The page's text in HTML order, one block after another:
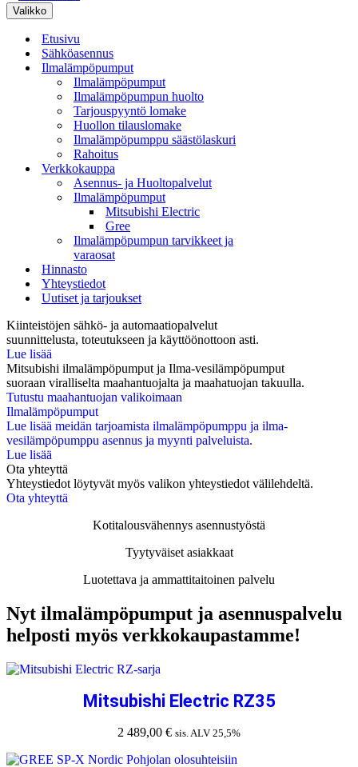
Valikko
Etusivu
Sähköasennus
Ilmalämpöpumput
Ilmalämpöpumput
Ilmalämpöpumpun huolto
Tarjouspyyntö lomake
Huollon tilauslomake
Ilmalämpöpumppu säästölaskuri
Rahoitus
Verkkokauppa
Asennus- ja Huoltopalvelut
Ilmalämpöpumput
Mitsubishi Electric
Gree
Ilmalämpöpumpun tarvikkeet ja
varaosat
Hinnasto
Yhteystiedot
Uutiset ja tarjoukset
Kiinteistöjen sähkö- ja automaatiopalvelut
suunnittelusta, toteutukseen ja käyttöönottoon asti.
Lue lisää
Mitsubishi ilmalämpöpumput ja Ilma-vesilämpöpumput
suoraan viralliselta maahantuojalta ja maahatuojan takuulla.
Tutustu maahantuojan valikoimaan
Ilmalämpöpumput
Lue lisää meidän tarjoamista ilmalämpöpumppu ja ilma-
vesilämpöpumppu asennus ja myynti palveluista.
Lue lisää
Ota yhteyttä
Yhteystiedot löytyvät myös valikon yhteystiedot välilehdeltä.
Ota yhteyttä
Kotitalousvähennys asennustyöstä
Tyytyväiset asiakkaat
Luotettava ja ammattitaitoinen palvelu
Nyt ilmalämpöpumput ja asennuspalvelu
helposti myös verkkokaupastamme!
Mitsubishi Electric RZ35
2 489,00 € sis. ALV 25,5%